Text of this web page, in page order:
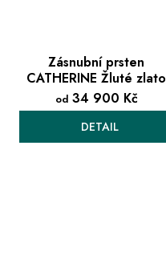
Zásnubní prsten
CATHERINE Žluté zlato
od34 900 Kč
DETAIL